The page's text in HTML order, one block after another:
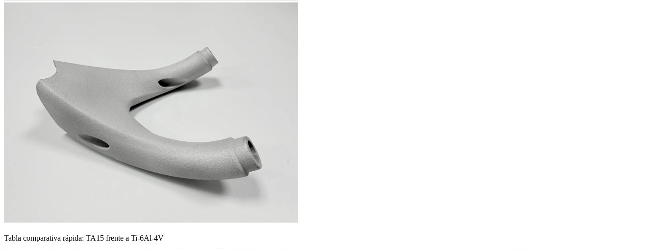
Tabla comparativa rápida: TA15 frente a Ti-6Al-4V